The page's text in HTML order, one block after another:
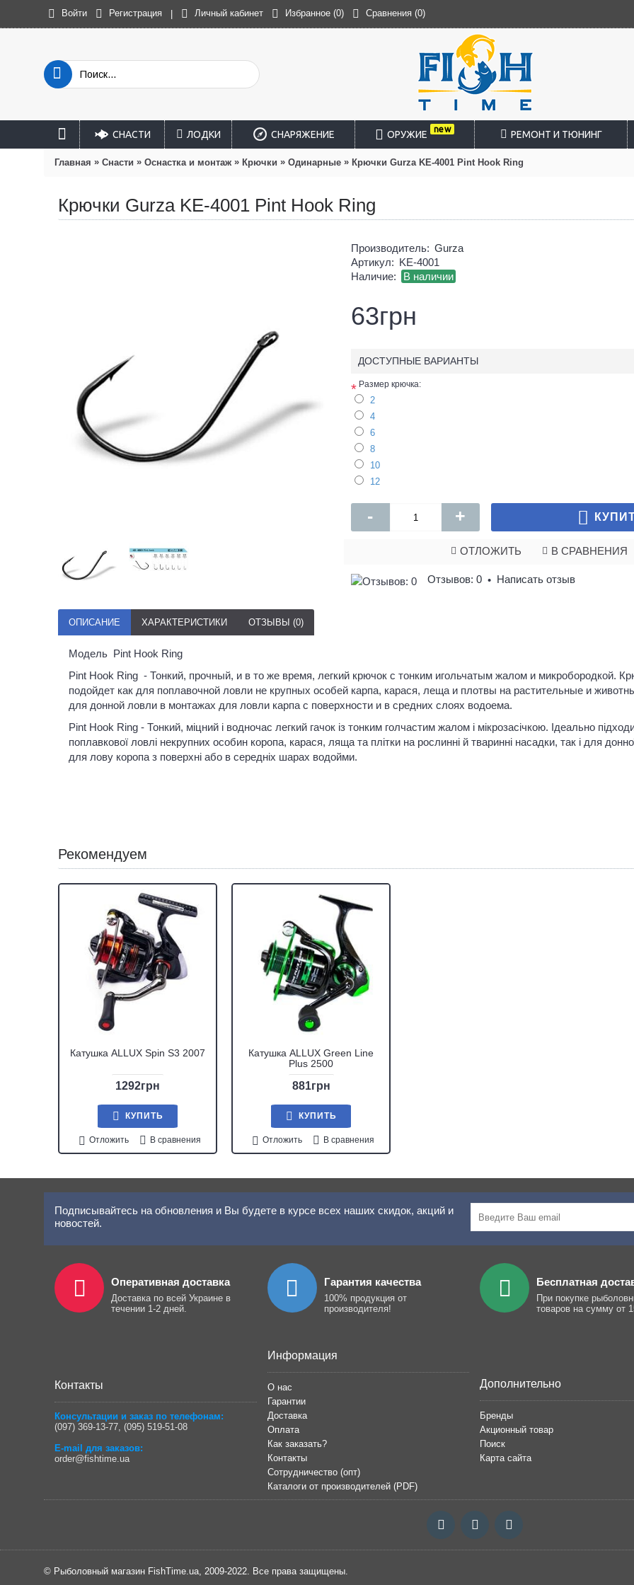
Войти Регистрация Личный кабинет Избранное (0) Сравнения (0)
СНАСТИ ЛОДКИ СНАРЯЖЕНИЕ ОРУЖИЕ new РЕМОНТ И ТЮНИНГ
Главная » Снасти » Оснастка и монтаж » Крючки » Одинарные » Крючки Gurza KE-4001 Pint Hook Ring
Крючки Gurza KE-4001 Pint Hook Ring
Производитель: Gurza
Артикул: KE-4001
Наличие:
В наличии
63грн
ДОСТУПНЫЕ ВАРИАНТЫ
* Размер крючка:
2
4
6
8
10
12
- +
ОТЛОЖИТЬ В СРАВНЕНИЯ
Отзывов: 0 • Написать отзыв
ОПИСАНИЕ ХАРАКТЕРИСТИКИ ОТЗЫВЫ (0)
Модель Pint Hook Ring
Pint Hook Ring - Тонкий, прочный, и в то же время, легкий крючок с тонким игольчатым жалом и микробородкой.
подойдет как для поплавочной ловли не крупных особей карпа, карася, леща и плотвы на растительные и
для донной ловли в монтажах для ловли карпа с поверхности и в средних слоях водоема.
Pint Hook Ring - Тонкий, міцний і водночас легкий гачок із тонким голчастим жалом і мікрозасічкою. Ідеально
поплавкової ловлі некрупних особин коропа, карася, ляща та плітки на рослинні й тваринні насадки, так і для
для лову коропа з поверхні або в середніх шарах водойми.
Рекомендуем
Катушка ALLUX Spin S3 2007
1292грн
КУПИТЬ
Отложить В сравнения
Катушка ALLUX Green Line
Plus 2500
881грн
КУПИТЬ
Отложить В сравнения
Подписывайтесь на обновления и Вы будете в курсе всех наших скидок, акций и
новостей.
Оперативная доставка
Доставка по всей Украине в
течении 1-2 дней.
Гарантия качества
100% продукция от
производителя!
Бесплатная
При покупке
товаров на сумму от
Контакты
Консультации и заказ по телефонам:
(097) 369-13-77, (095) 519-51-08
E-mail для заказов:
order@fishtime.ua
Информация
О нас
Гарантии
Доставка
Оплата
Как заказать?
Контакты
Сотрудничество (опт)
Каталоги от производителей (PDF)
Дополнительно
Бренды
Акционный товар
Поиск
Карта сайта
© Рыболовный магазин FishTime.ua, 2009-2022. Все права защищены.